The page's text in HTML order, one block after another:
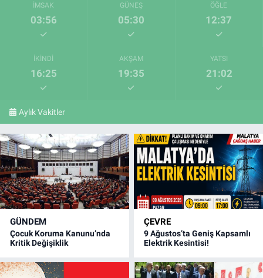
İMSAK
03:56
GÜNEŞ
05:30
ÖĞLE
12:37
İKINDI
16:25
AKŞAM
19:35
YATSI
21:02
Aylık Vakitler
GÜNDEM
Çocuk Koruma Kanunu’nda
Kritik Değişiklik
ÇEVRE
9 Ağustos’ta Geniş Kapsamlı
Elektrik Kesintisi!